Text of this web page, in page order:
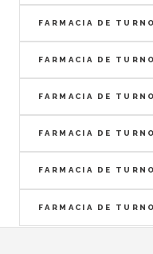
FARMACIA DE
FARMACIA DE
FARMACIA DE
FARMACIA DE
FARMACIA DE
FARMACIA DE